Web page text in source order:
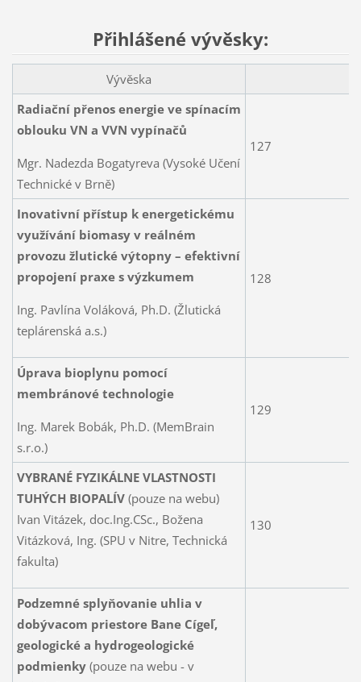
Přihlášené vývěsky:
Vývěska
Radiační přenos energie ve spínacím
oblouku VN a VVN vypínačů
Mgr. Nadezda Bogatyreva (Vysoké Učení
Technické v Brně)
127
Inovativní přístup k energetickému
využívání biomasy v reálném
provozu žlutické výtopny – efektivní
propojení praxe s výzkumem
Ing. Pavlína Voláková, Ph.D. (Žlutická
teplárenská a.s.)
128
Úprava bioplynu pomocí
membránové technologie
Ing. Marek Bobák, Ph.D. (MemBrain
s.r.o.)
129
VYBRANÉ FYZIKÁLNE VLASTNOSTI
TUHÝCH BIOPALÍV(pouze na webu)
Ivan Vitázek, doc.Ing.CSc., Božena
Vitázková, Ing. (SPU v Nitre, Technická
fakulta)
130
Podzemné splyňovanie uhlia v
dobývacom priestore Bane Cígeľ,
geologické a hydrogeologické
podmienky (pouze na webu - v